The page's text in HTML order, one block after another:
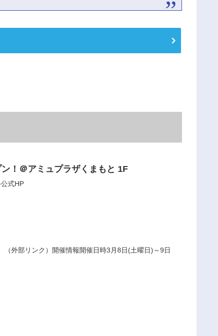
！＠アミュプラザくまもと 1F
式HP
外部リンク）開催情報開催日時3月8日(土曜日)～9日